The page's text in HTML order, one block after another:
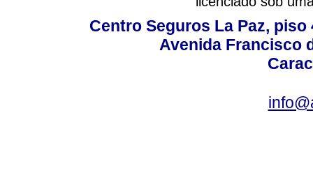
Centro Seguros La Paz,
Avenida Francisco